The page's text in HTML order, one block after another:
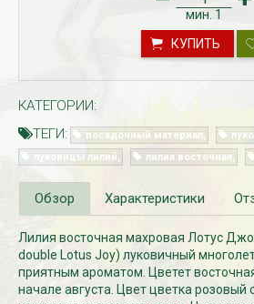
Рассада Незабудка
(Myosotis) в
контейнере p9
340₽
мин. 1
КУПИТЬ
КАТЕГОРИИ:
ТЕГИ:
посадочный материал
луковицы лилий
лилия восточная
Обзор Характеристики
Лилия восточная махровая Лотус
double Lotus Joy) луковичный
приятным ароматом. Цветет
начале августа. Цвет цветка розовый